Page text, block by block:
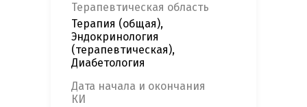
Терапевтическая область
Терапия (общая),
Эндокринология
(терапевтическая),
Диабетология
Дата начала и окончания
КИ